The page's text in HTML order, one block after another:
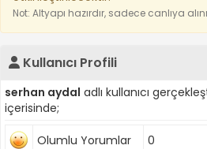
Not: Altyapı hazırdır, sadece canlıya
Kullanıcı Profili
serhan aydal adlı kullanıcı
içerisinde;
Olumlu Yorumlar
0